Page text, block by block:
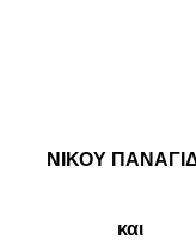
ΝΙΚΟΥ
και